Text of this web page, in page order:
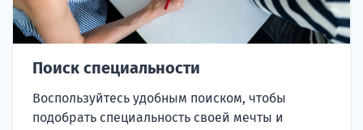
Поиск специальности
Воспользуйтесь удобным поиском, чтобы
подобрать специальность своей мечты и